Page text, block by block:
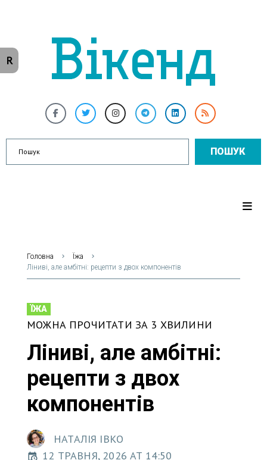
ПОШУК
Головна
Їжа
Ліниві, але амбітні: рецепти з двох компонентів
ЇЖА
МОЖНА ПРОЧИТАТИ ЗА 3 ХВИЛИНИ
Ліниві, але амбітні:
рецепти з двох
компонентів
НАТАЛІЯ ІВКО
12 ТРАВНЯ, 2026 AT 14:50
R